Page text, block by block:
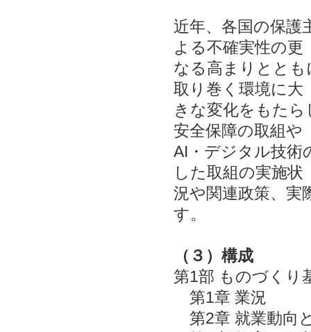
近年、各国の保護
よる不確実性の更
なる高まりととも
取り巻く環境に大
きな変化をもた
安全保障の取組や
AI・デジタル技術
した取組の実施状
況や関連政策、実
す。
（３）構成
第1部 ものづくり
第1章 業況
第2章 就業動向